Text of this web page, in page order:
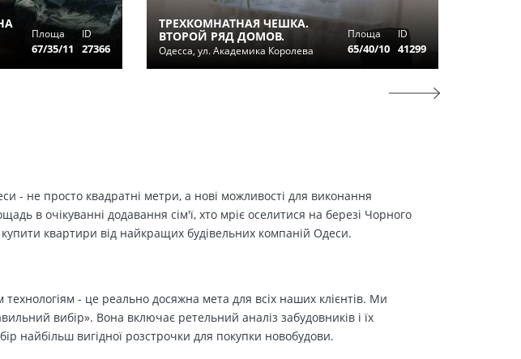
Площа
67/35/11
ID
27366
ТРЕХКОМНАТНАЯ ЧЕШКА.
ВТОРОЙ РЯД ДОМОВ.
Одесса, ул. Академика Королева
Площа
65/40/10
ID
41299
- не просто квадратні метри, а нові можливості для виконання
в очікуванні додавання сім'ї, хто мріє оселитися на березі Чорного
квартири від найкращих будівельних компаній Одеси.
- це реально досяжна мета для всіх наших клієнтів. Ми
вибір». Вона включає ретельний аналіз забудовників і їх
найбільш вигідної розстрочки для покупки новобудови.